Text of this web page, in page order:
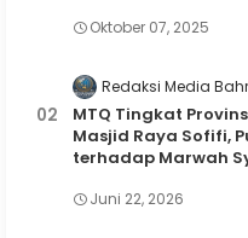
Oktober 07, 2025
Redaksi Media
MTQ Tingkat
Masjid Raya Sofifi,
terhadap Marwah
Juni 22, 2026